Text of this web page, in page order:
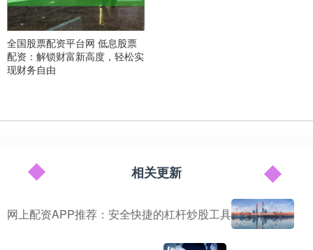
全国股票配资平台网 低息股票
配资：解锁财富新高度，轻松实
现财务自由
相关更新
网上配资APP推荐：安全快捷的杠杆炒股工具